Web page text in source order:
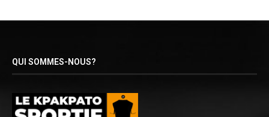
QUI SOMMES-NOUS?